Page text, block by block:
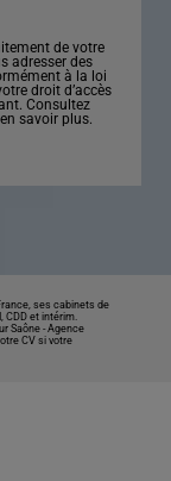
de votre
adresser des
à la loi
droit d’accès
Consultez
savoir plus.
ses cabinets de
CDD et intérim.
Saône -Agence
CV si votre